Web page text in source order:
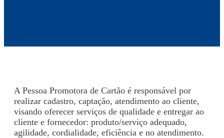
A Pessoa Promotora de Cartão é responsável por
realizar cadastro, captação, atendimento ao cliente,
visando oferecer serviços de qualidade e entregar ao
cliente e fornecedor: produto/serviço adequado,
agilidade, cordialidade, eficiência e no atendimento.